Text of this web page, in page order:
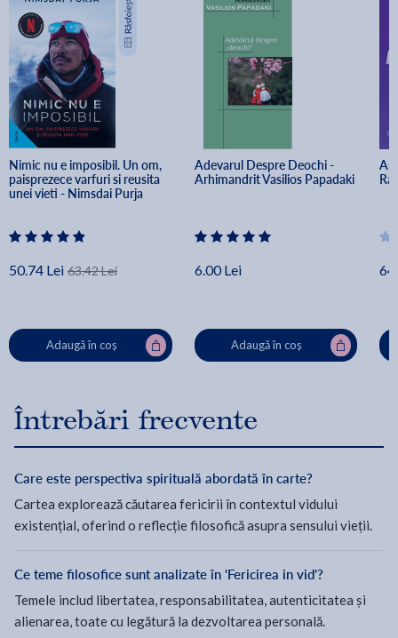
Nimic nu e imposibil. Un om,
paisprezece varfuri si reusita
unei vieti - Nimsdai Purja
50.74 Lei 63.42 Lei
Adaugă în coș
Adevarul Despre Deochi -
Arhimandrit Vasilios Papadaki
6.00 Lei
Adaugă în coș
Întrebări frecvente
Care este perspectiva spirituală abordată în carte?
Cartea explorează căutarea fericirii în contextul vidului
existențial, oferind o reflecție filosofică asupra sensului vieții.
Ce teme filosofice sunt analizate în 'Fericirea in vid'?
Temele includ libertatea, responsabilitatea, autenticitatea și
alienarea, toate cu legătură la dezvoltarea personală.